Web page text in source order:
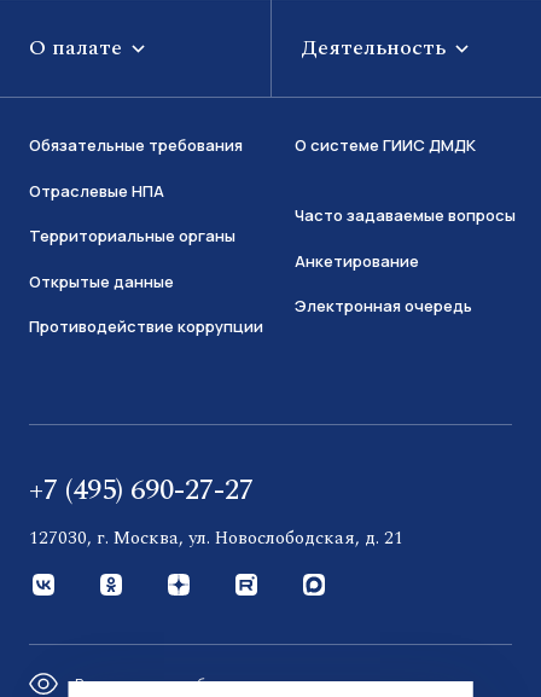
О палате Деятельность
Обязательные требования
Отраслевые НПА
Территориальные органы
Открытые данные
Противодействие коррупции
О системе ГИИС ДМДК
Часто задаваемые вопросы
Анкетирование
Электронная очередь
+7 (495) 690-27-27
127030, г. Москва, ул. Новослободская, д. 21
Версия для слабовидящих